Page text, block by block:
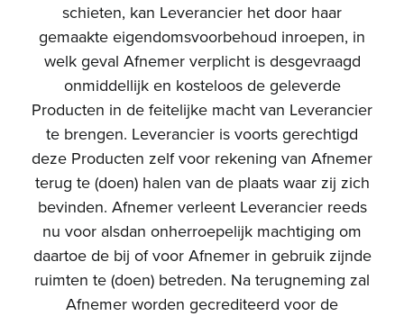
schieten, kan Leverancier het door haar
gemaakte eigendomsvoorbehoud inroepen, in
welk geval Afnemer verplicht is desgevraagd
onmiddellijk en kosteloos de geleverde
Producten in de feitelijke macht van Leverancier
te brengen. Leverancier is voorts gerechtigd
deze Producten zelf voor rekening van Afnemer
terug te (doen) halen van de plaats waar zij zich
bevinden. Afnemer verleent Leverancier reeds
nu voor alsdan onherroepelijk machtiging om
daartoe de bij of voor Afnemer in gebruik zijnde
ruimten te (doen) betreden. Na terugneming zal
Afnemer worden gecrediteerd voor de